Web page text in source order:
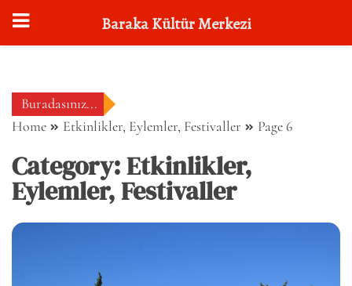
contentBuradasınız...
Home
Etkinlikler, Eylemler, Festivaller Page 6
Category:Etkinlikler,
Eylemler, Festivaller
Baraka Kültür Merkezi